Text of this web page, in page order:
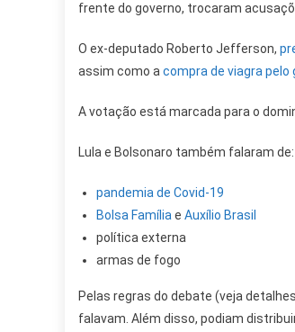
frente do governo, trocaram
O ex-deputado Roberto Jefferson,
assim como a compra de viagra pelo
A votação está marcada para o
Lula e Bolsonaro também falaram de:
pandemia de Covid-19
Bolsa Família e Auxílio Brasil
política externa
armas de fogo
Pelas regras do debate (veja
falavam. Além disso, podiam